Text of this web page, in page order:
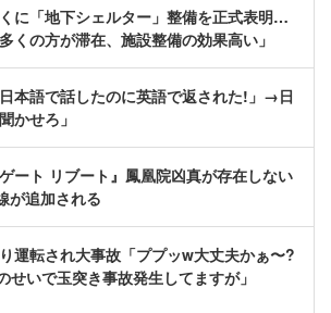
くに「地下シェルター」整備を正式表明…
くの方が滞在、施設整備の効果高い」
日本語で話したのに英語で返された!」→日
かせろ」
ート リブート』鳳凰院凶真が存在しない
が追加される
運転され大事故「ププッw大丈夫かぁ〜?
いで玉突き事故発生してますが」